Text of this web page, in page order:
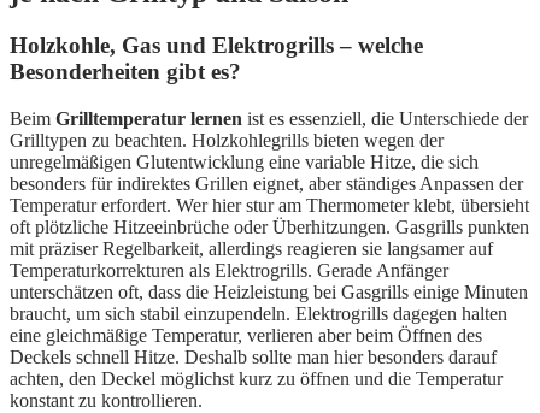
Holzkohle, Gas und Elektrogrills – welche
Besonderheiten gibt es?
Beim Grilltemperatur lernen ist es essenziell, die Unterschiede der
Grilltypen zu beachten. Holzkohlegrills bieten wegen der
unregelmäßigen Glutentwicklung eine variable Hitze, die sich
besonders für indirektes Grillen eignet, aber ständiges Anpassen der
Temperatur erfordert. Wer hier stur am Thermometer klebt, übersieht
oft plötzliche Hitzeeinbrüche oder Überhitzungen. Gasgrills punkten
mit präziser Regelbarkeit, allerdings reagieren sie langsamer auf
Temperaturkorrekturen als Elektrogrills. Gerade Anfänger
unterschätzen oft, dass die Heizleistung bei Gasgrills einige Minuten
braucht, um sich stabil einzupendeln. Elektrogrills dagegen halten
eine gleichmäßige Temperatur, verlieren aber beim Öffnen des
Deckels schnell Hitze. Deshalb sollte man hier besonders darauf
achten, den Deckel möglichst kurz zu öffnen und die Temperatur
konstant zu kontrollieren.